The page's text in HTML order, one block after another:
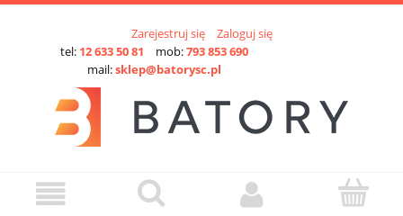
Zarejestruj się
Zaloguj się
tel: 12 633 50 81 mob:793 853 690
mail:sklep@batorysc.pl